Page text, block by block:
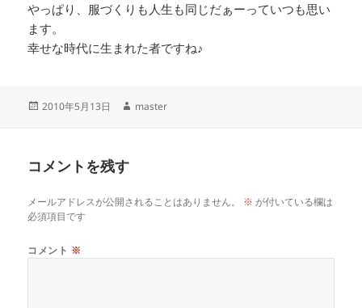
やっぱり、服づくりも人生も同じだぁーっていつも思い
ます。
幸せな時代に生まれた者ですね♪
投
2010年5月13日
作
master
コメントを残す
メールアドレスが公開されることはありません。 ※ が付いている欄は
必須項目です
コメント ※